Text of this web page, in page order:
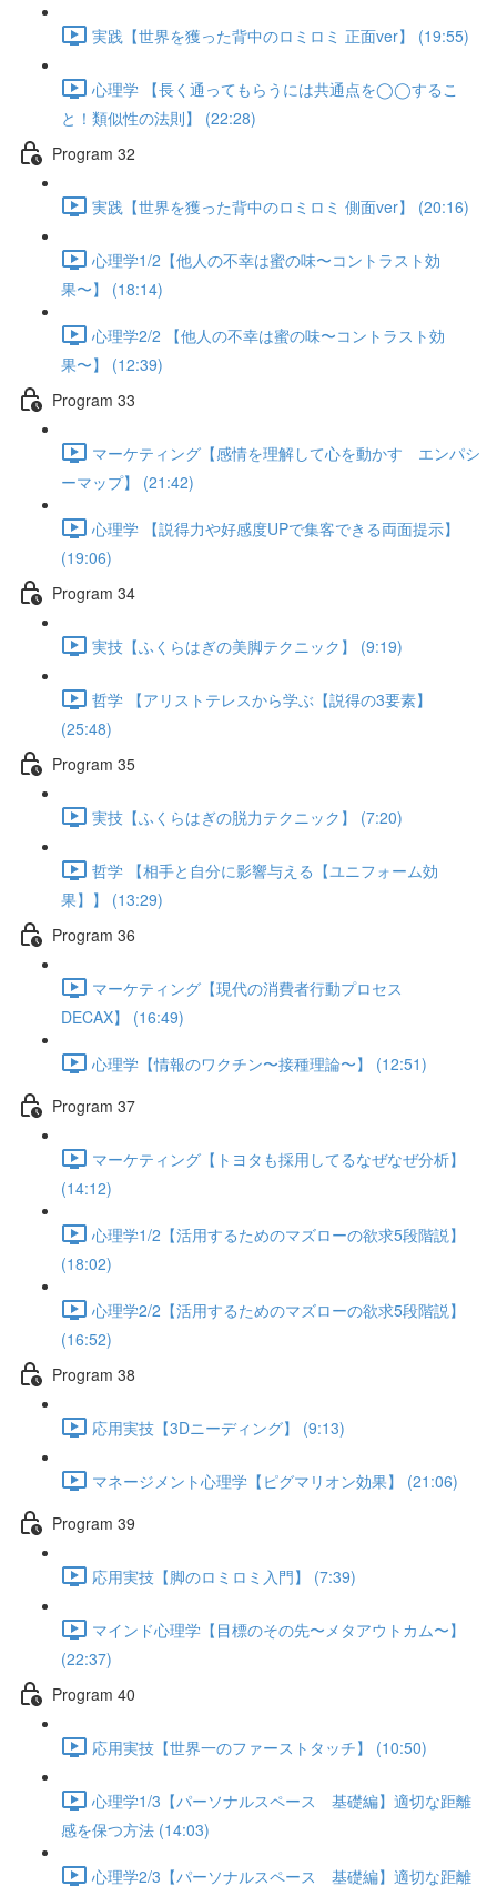
実践【世界を獲った背中のロミロミ 正面ver】 (19:55)
心理学 【長く通ってもらうには共通点を◯◯するこ
と！類似性の法則】 (22:28)
Program 32
実践【世界を獲った背中のロミロミ 側面ver】 (20:16)
心理学1/2【他人の不幸は蜜の味〜コントラスト効
果〜】 (18:14)
心理学2/2 【他人の不幸は蜜の味〜コントラスト効
果〜】 (12:39)
Program 33
マーケティング【感情を理解して心を動かす エンパシ
ーマップ】 (21:42)
心理学 【説得力や好感度UPで集客できる両面提示】
(19:06)
Program 34
実技【ふくらはぎの美脚テクニック】 (9:19)
哲学 【アリストテレスから学ぶ【説得の3要素】
(25:48)
Program 35
実技【ふくらはぎの脱力テクニック】 (7:20)
哲学 【相手と自分に影響与える【ユニフォーム効
果】】 (13:29)
Program 36
マーケティング【現代の消費者行動プロセス
DECAX】 (16:49)
心理学【情報のワクチン〜接種理論〜】 (12:51)
Program 37
マーケティング【トヨタも採用してるなぜなぜ分析】
(14:12)
心理学1/2【活用するためのマズローの欲求5段階説】
(18:02)
心理学2/2【活用するためのマズローの欲求5段階説】
(16:52)
Program 38
応用実技【3Dニーディング】 (9:13)
マネージメント心理学【ピグマリオン効果】 (21:06)
Program 39
応用実技【脚のロミロミ入門】 (7:39)
マインド心理学【目標のその先〜メタアウトカム〜】
(22:37)
Program 40
応用実技【世界一のファーストタッチ】 (10:50)
心理学1/3【パーソナルスペース 基礎編】適切な距離
感を保つ方法 (14:03)
心理学2/3【パーソナルスペース 基礎編】適切な距離